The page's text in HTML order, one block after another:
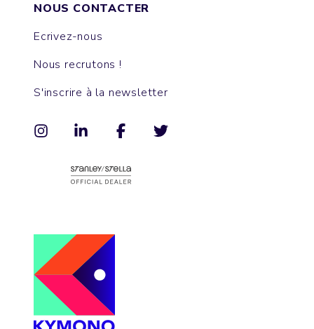
NOUS CONTACTER
Ecrivez-nous
Nous recrutons !
S'inscrire à la newsletter